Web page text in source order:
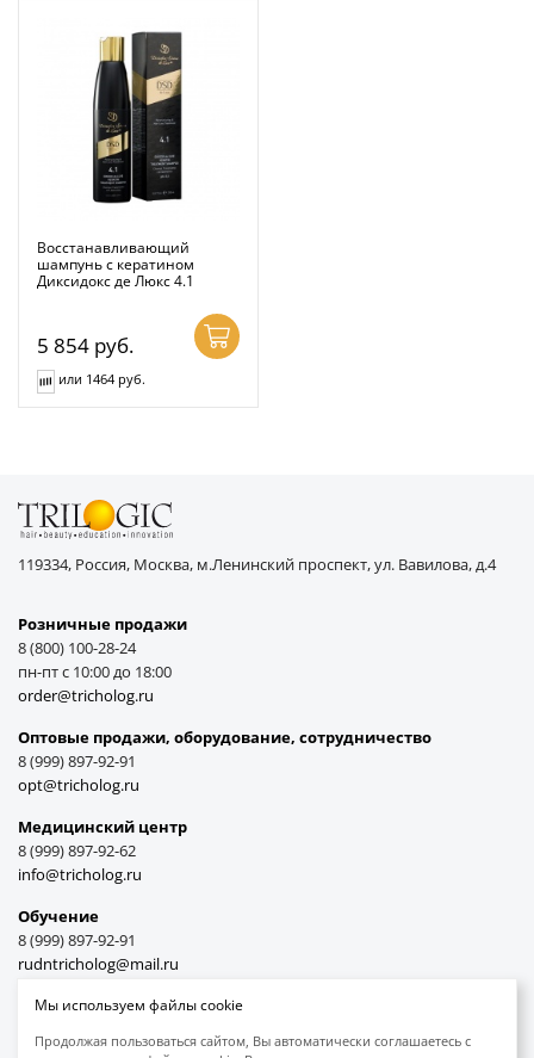
Восстанавливающий
шампунь с кератином
Диксидокс де Люкс 4.1
5 854 руб.
или 1464 руб.
119334, Россия, Москва, м.Ленинский проспект, ул. Вавилова, д.4
Розничные продажи
8 (800) 100-28-24
пн-пт с 10:00 до 18:00
order@tricholog.ru
Оптовые продажи, оборудование, cотрудничество
8 (999) 897-92-91
opt@tricholog.ru
Медицинский центр
8 (999) 897-92-62
info@tricholog.ru
Обучение
8 (999) 897-92-91
rudntricholog@mail.ru
Мы используем файлы cookie
Продолжая пользоваться сайтом, Вы автоматически соглашаетесь с